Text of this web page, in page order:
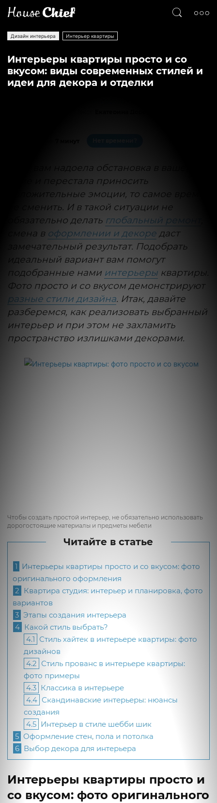
Дизайн интерьера Интерьер квартиры
Интерьеры квартиры просто и со
вкусом: виды современных стилей и
идеи для декора и отделки
Если вам надоела обстановка в вашем
доме и перестала приносить
положительные эмоции, то самое время
ее сменить. И в такой ситуации не
обязательно делать глобальный ремонт
смена в оформлении и декоре даст
замечательный результат. Подобрать
идеальный вариант вам помогут
подобранные нами интерьеры квартиры.
Фото просто и со вкусом демонстрируют
разные стили дизайна. Итак, давайте
разберемся, как реализовать выбранный
интерьер и при этом не захламить
пространство излишками декорами.
Чтобы создать простой интерьер, не обязательно использовать
дорогостоящие материалы и предметы мебели
Читайте в статье
1 Интерьеры квартиры просто и со вкусом: фото
оригинального оформления
2 Квартира студия: интерьер и планировка, фото
вариантов
3 Этапы создания интерьера
4 Какой стиль выбрать?
4.1 Стиль хайтек в интерьере квартиры: фото
дизайнов
4.2 Стиль прованс в интерьере квартиры:
фото примеры
4.3 Классика в интерьере
4.4 Скандинавские интерьеры: нюансы
создания
4.5 Интерьер в стиле шебби шик
5 Оформление стен, пола и потолка
6 Выбор декора для интерьера
Интерьеры квартиры просто и
со вкусом: фото оригинального